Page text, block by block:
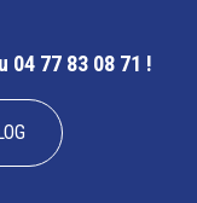
04 77 83 08 71 !